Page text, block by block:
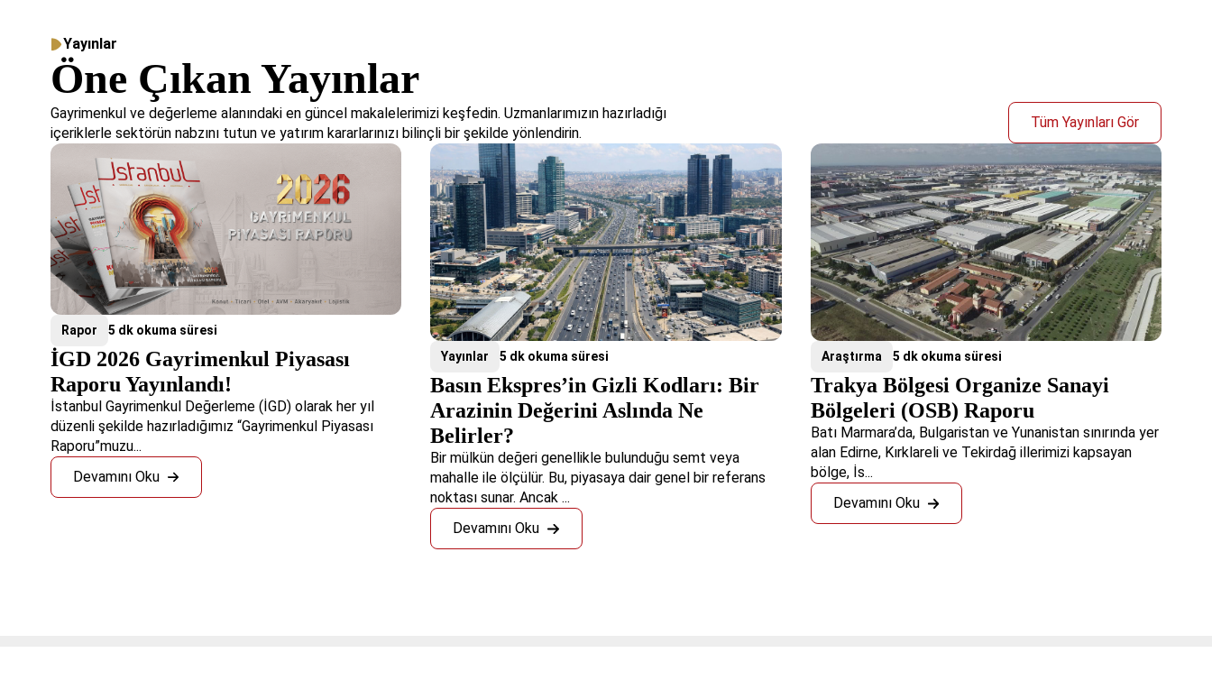
Yayınlar
Öne Çıkan Yayınlar
Gayrimenkul ve değerleme alanındaki en güncel makalelerimizi keşfedin. Uzmanlarımızın hazırladığı
içeriklerle sektörün nabzını tutun ve yatırım kararlarınızı bilinçli bir şekilde yönlendirin.
Tüm Yayınları Gör
Rapor 5 dk okuma süresi
İGD 2026 Gayrimenkul Piyasası
Raporu Yayınlandı!
İstanbul Gayrimenkul Değerleme (İGD) olarak her yıl
düzenli şekilde hazırladığımız “Gayrimenkul Piyasası
Raporu”muzu...
Devamını Oku
Yayınlar 5 dk okuma süresi
Basın Ekspres’in Gizli Kodları: Bir
Arazinin Değerini Aslında Ne
Belirler?
Bir mülkün değeri genellikle bulunduğu semt veya
mahalle ile ölçülür. Bu, piyasaya dair genel bir referans
noktası sunar. Ancak ...
Devamını Oku
Araştırma 5 dk okuma süresi
Trakya Bölgesi Organize Sanayi
Bölgeleri (OSB) Raporu
Batı Marmara’da, Bulgaristan ve Yunanistan sınırında yer
alan Edirne, Kırklareli ve Tekirdağ illerimizi kapsayan
bölge, İs...
Devamını Oku